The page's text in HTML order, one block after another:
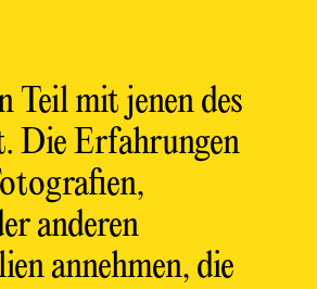
Teil mit jenen des
Die Erfahrungen
anderen
annehmen, die